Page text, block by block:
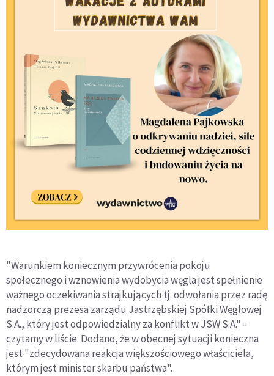
"Warunkiem koniecznym przywrócenia pokoju
społecznego i wznowienia wydobycia węgla jest spełnienie
ważnego oczekiwania strajkujących tj. odwołania przez radę
nadzorczą prezesa zarządu Jastrzębskiej Spółki Węglowej
S.A., który jest odpowiedzialny za konflikt w JSW S.A." -
czytamy w liście. Dodano, że w obecnej sytuacji konieczna
jest "zdecydowana reakcja większościowego właściciela,
którym jest minister skarbu państwa".